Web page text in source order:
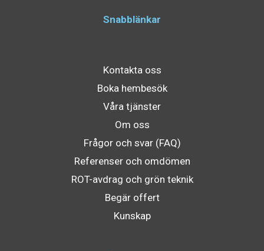
Snabblänkar
Kontakta oss
Boka hembesök
Våra tjänster
Om oss
Frågor och svar (FAQ)
Referenser och omdömen
ROT-avdrag och grön teknik
Begär offert
Kunskap